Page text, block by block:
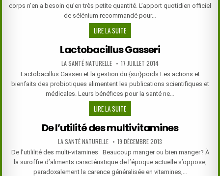
corps n’en a besoin qu’en très petite quantité. L’apport quotidien officiel
de sélénium recommandé pour…
LIRE LA SUITELE
SÉLÉNIUM
Lactobacillus Gasseri
AUTHOR:
LA SANTÉ NATURELLE PUBLISHED
DATE:
17 JUILLET 2014
Lactobacillus Gasseri et la gestion du {sur}poids Les actions et
bienfaits des probiotiques alimentent les publications scientifiques et
médicales. Leurs bénéfices pour la santé ne…
LIRE LA SUITELACTOBACILLUS
GASSERI
De l’utilité des multivitamines
AUTHOR:
LA SANTÉ NATURELLE PUBLISHED
DATE:
19 DÉCEMBRE 2013
De l’utililité des multi-vitamines Beaucoup manger ou bien manger? À
la suroffre d’aliments caractéristique de l’époque actuelle s’oppose,
paradoxalement la carence généralisée en vitamines,…